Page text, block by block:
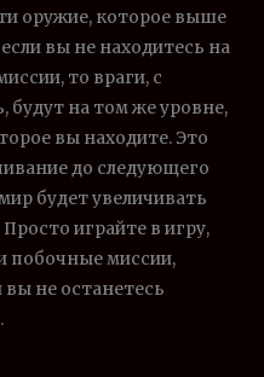
оружие, которое выше
вы не находитесь на
то враги, с
будут на том же уровне,
вы находите. Это
до следующего
будет увеличивать
играйте в игру,
побочные миссии,
не останетесь